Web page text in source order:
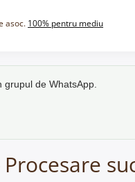
asoc. 100% pentru mediu
de WhatsApp.
Procesare